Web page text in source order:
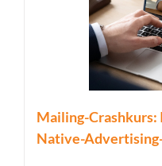
Mailing-Crashkurs:
Native-